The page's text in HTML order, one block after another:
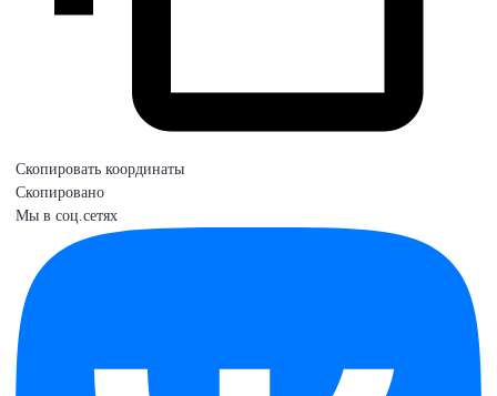
Скопировать координаты
Скопировано
Мы в соц.сетях